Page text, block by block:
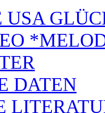
USA
DATEN